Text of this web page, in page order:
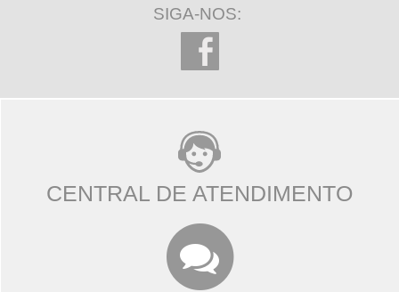
SIGA-NOS:
CENTRAL DE ATENDIMENTO